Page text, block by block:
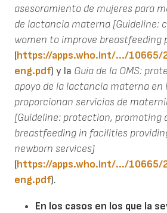
asesoramiento de mujeres para
de lactancia materna [Guideline:
women to improve breastfeeding
(https://apps.who.int/.../
eng.pdf) y la Guía de la OMS:
apoyo de la lactancia materna en
proporcionan servicios de
[Guideline: protection, promoting
breastfeeding in facilities
newborn services]
(https://apps.who.int/.../
eng.pdf).
En los casos en los que la